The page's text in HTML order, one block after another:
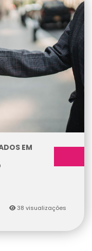
EM
38 visualizações